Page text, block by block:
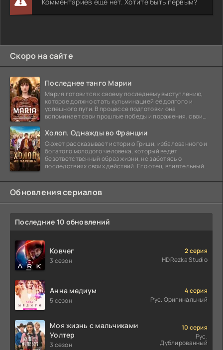
Скоро на сайте
Последнее танго Марии
Мария готовится к своему последнему выступлению,
которое должно стать кульминацией её долгого и
успешного пути. В процессе подготовки она
вспоминает свои прошлые победы и поражения, свои
Холоп. Однажды во Франции
Сюжет рассказывает историю Гриши, избалованного и
богатого молодого человека, который ведёт
безответственный образ жизни, не заботясь о
последствиях своих действий. Его отец, влиятельный
Обновления сериалов
Последние 10 обновлений
Ковчег
3 сезон
2 серия
HDRezka Studio
Анна медиум
5 сезон
4 серия
Рус. Оригинальный
Моя жизнь с мальчиками
Уолтер
3 сезон
10 серия
Рус.
Дублированный